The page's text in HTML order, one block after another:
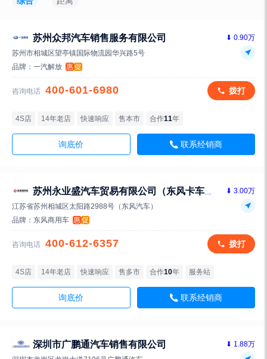
苏州众邦汽车销售服务有限公司
⬇ 0.90万
苏州市相城区望亭镇国际物流园华兴路5号
品牌： 一汽解放 惠促
咨询电话 400-601-6980 拨打
4S店 14年老店 快速响应 售本市 合作11年
询底价 联系经销商
苏州永业盛汽车贸易有限公司（东风卡车一级经销商）
⬇ 3.00万
江苏省苏州相城区太阳路2988号（东风汽车）
品牌： 东风商用车 惠促
咨询电话 400-612-6357 拨打
4S店 14年老店 快速响应 售多市 合作10年 服务站
询底价 联系经销商
深圳市广鹏通汽车销售有限公司
⬇ 1.88万